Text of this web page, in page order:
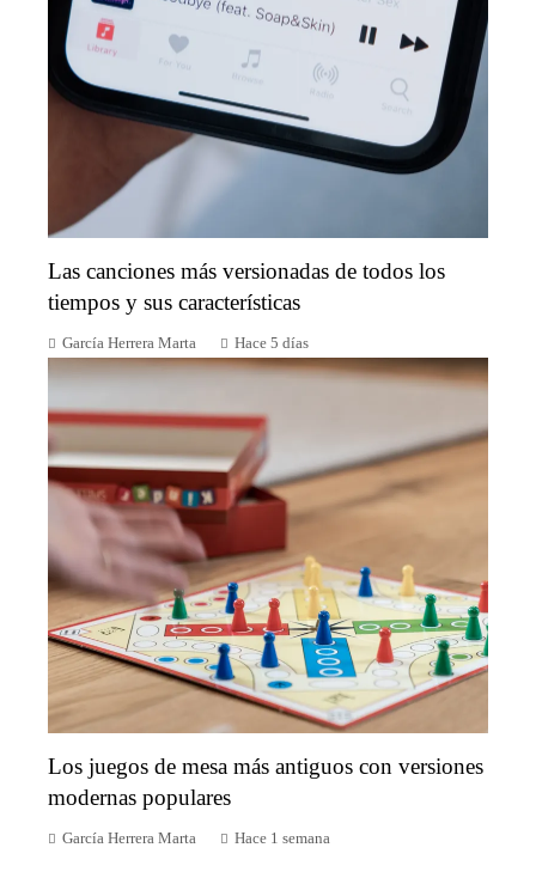
Las canciones más versionadas de todos los
tiempos y sus características
García Herrera Marta Hace 5 días
Los juegos de mesa más antiguos con versiones
modernas populares
García Herrera Marta Hace 1 semana